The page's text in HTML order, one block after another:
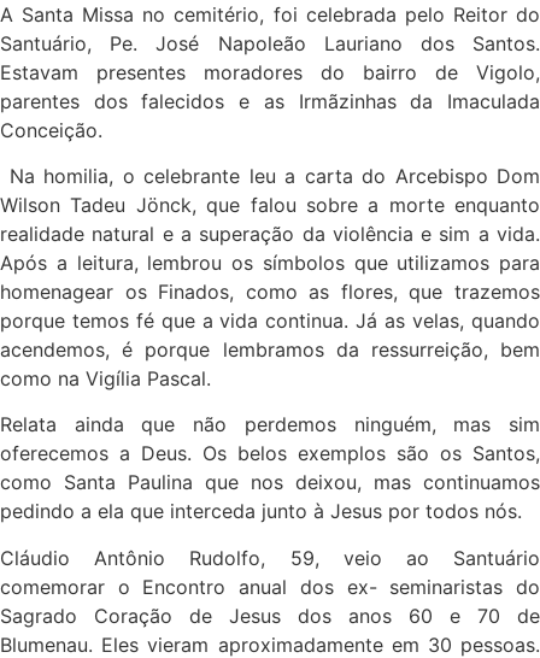
A Santa Missa no cemitério, foi celebrada pelo Reitor do
Santuário, Pe. José Napoleão Lauriano dos Santos.
Estavam presentes moradores do bairro de Vigolo,
parentes dos falecidos e as Irmãzinhas da Imaculada
Conceição.
Na homilia, o celebrante leu a carta do Arcebispo Dom
Wilson Tadeu Jönck, que falou sobre a morte enquanto
realidade natural e a superação da violência e sim a vida.
Após a leitura, lembrou os símbolos que utilizamos para
homenagear os Finados, como as flores, que trazemos
porque temos fé que a vida continua. Já as velas, quando
acendemos, é porque lembramos da ressurreição, bem
como na Vigília Pascal.
Relata ainda que não perdemos ninguém, mas sim
oferecemos a Deus. Os belos exemplos são os Santos,
como Santa Paulina que nos deixou, mas continuamos
pedindo a ela que interceda junto à Jesus por todos nós.
Cláudio Antônio Rudolfo, 59, veio ao Santuário
comemorar o Encontro anual dos ex- seminaristas do
Sagrado Coração de Jesus dos anos 60 e 70 de
Blumenau. Eles vieram aproximadamente em 30 pessoas.